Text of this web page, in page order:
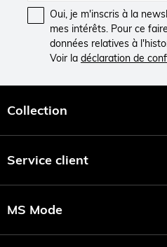
Oui, je m'inscris à la
mes intérêts. Pour ce
données relatives à
Voir la déclaration de
Collection
Service client
MS Mode